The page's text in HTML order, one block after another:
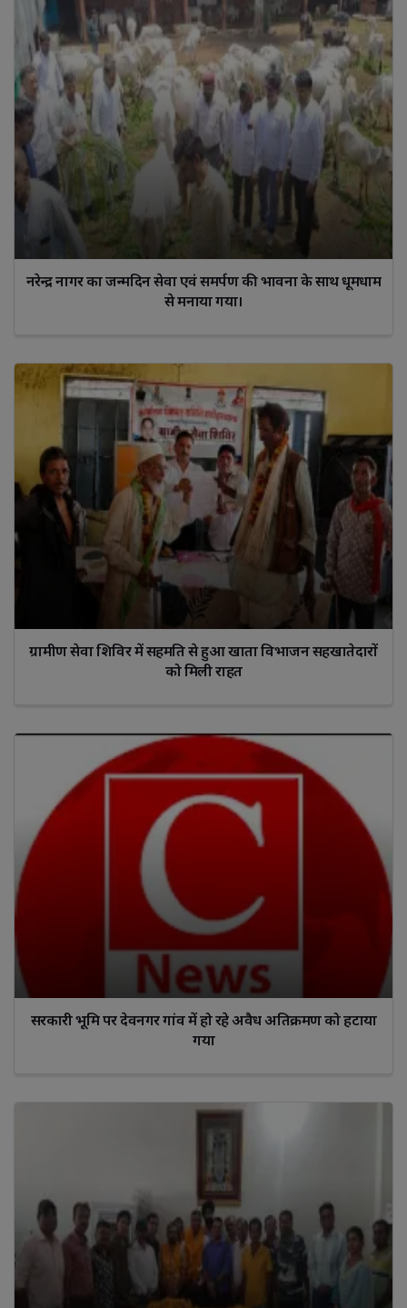
नरेन्द्र नागर का जन्मदिन सेवा एवं समर्पण की भावना के साथ धूमधाम
से मनाया गया।
ग्रामीण सेवा शिविर में सहमति से हुआ खाता विभाजन सहखातेदारों
को मिली राहत
सरकारी भूमि पर देवनगर गांव में हो रहे अवैध अतिक्रमण को हटाया
गया